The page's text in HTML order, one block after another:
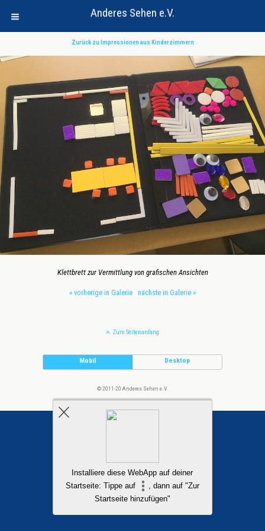
Anderes Sehen e.V.
Zurück zu Impressionen aus Kinderzimmern
Klettbrett zur Vermittlung von grafischen Ansichten
« vorherige in Galerie nächste in Galerie »
Zum Seitenanfang
Mobil Desktop
© 2011-20 Anderes Sehen e.V.
Installiere diese WebApp auf deiner
Startseite: Tippe auf
, dann auf "Zur
Startseite hinzufügen"